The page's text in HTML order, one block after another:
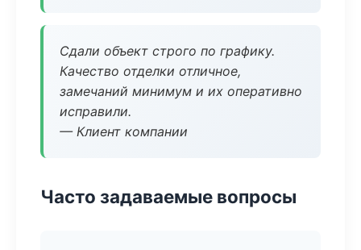
Сдали объект строго по графику.
Качество отделки отличное,
замечаний минимум и их оперативно
исправили.
— Клиент компании
Часто задаваемые вопросы